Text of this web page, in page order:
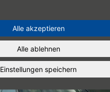
Alle akzeptieren
Alle ablehnen
Einstellungen speichern